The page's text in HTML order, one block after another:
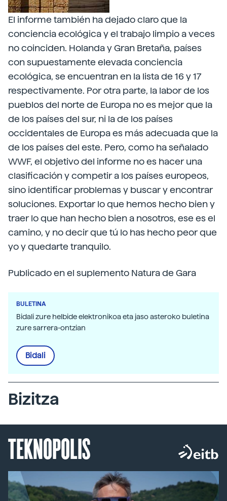
El informe también ha dejado claro que la
conciencia ecológica y el trabajo limpio a veces
no coinciden. Holanda y Gran Bretaña, países
con supuestamente elevada conciencia
ecológica, se encuentran en la lista de 16 y 17
respectivamente. Por otra parte, la labor de los
pueblos del norte de Europa no es mejor que la
de los países del sur, ni la de los países
occidentales de Europa es más adecuada que la
de los países del este. Pero, como ha señalado
WWF, el objetivo del informe no es hacer una
clasificación y competir a los países europeos,
sino identificar problemas y buscar y encontrar
soluciones. Exportar lo que hemos hecho bien y
traer lo que han hecho bien a nosotros, ese es el
camino, y no decir que tú lo has hecho peor que
yo y quedarte tranquilo.
Publicado en el suplemento Natura de Gara
BULETINA
Bidali zure helbide elektronikoa eta jaso asteroko buletina
zure sarrera-ontzian
Bidali
Bizitza
TEKNOPOLIS